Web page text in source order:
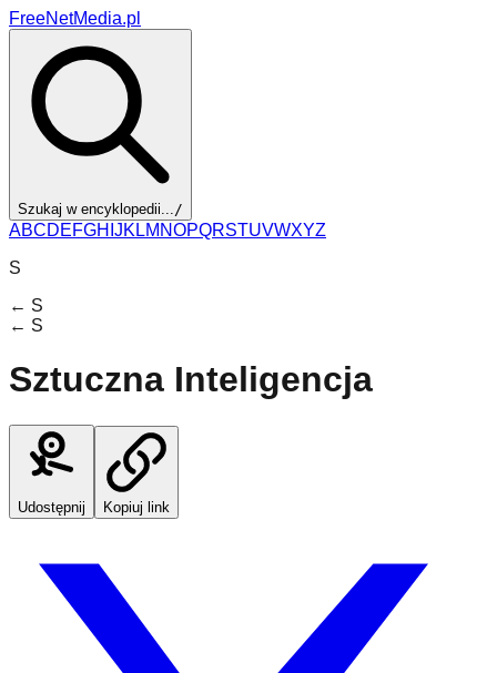
FreeNetMedia.pl
Szukaj w encyklopedii.../
ABCDEFGH JK LM NOPQRSTUVWXYZ
S
← S
← S
Sztuczna Inteligencja
Udostępnij Kopiuj link